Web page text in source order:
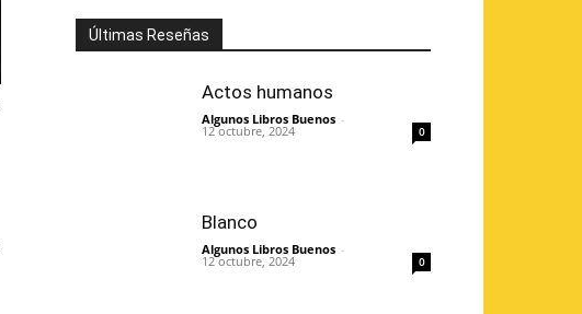
Últimas Reseñas
Actos humanos
Algunos Libros Buenos -
12 octubre, 2024 0
Blanco
Algunos Libros Buenos -
12 octubre, 2024 0